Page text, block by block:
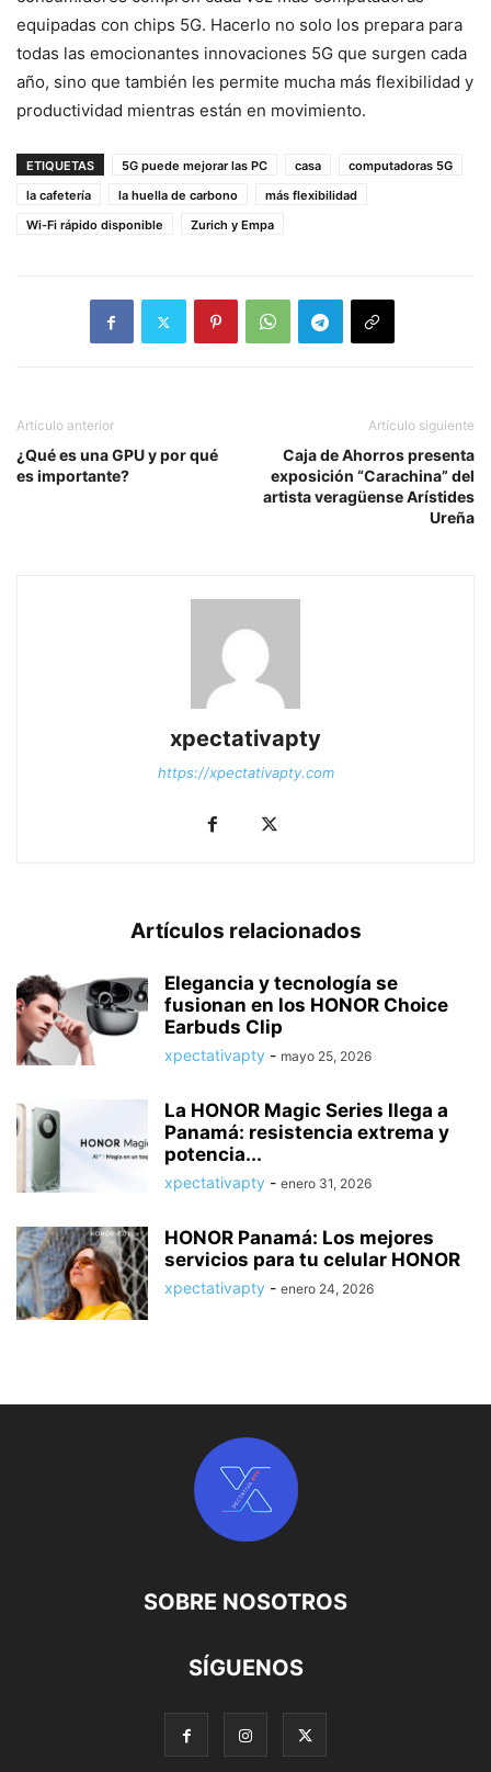
equipadas con chips 5G. Hacerlo no solo los prepara para
todas las emocionantes innovaciones 5G que surgen cada
año, sino que también les permite mucha más flexibilidad y
productividad mientras están en movimiento.
ETIQUETAS 5G puede mejorar las PC casa
computadoras 5G
la cafetería
la huella de carbono
más flexibilidad
Wi-Fi rápido disponible
Zurich y Empa
Artículo anterior
¿Qué es una GPU y por qué
es importante?
Artículo siguiente
Caja de Ahorros presenta
exposición “Carachina” del
artista veragüense Arístides
Ureña
xpectativapty
https://xpectativapty.com
Artículos relacionados
Elegancia y tecnología se
fusionan en los HONOR Choice
Earbuds Clip
xpectativapty - mayo 25, 2026
La HONOR Magic Series llega a
Panamá: resistencia extrema y
potencia...
xpectativapty - enero 31, 2026
HONOR Panamá: Los mejores
servicios para tu celular HONOR
xpectativapty - enero 24, 2026
SOBRE NOSOTROS
SÍGUENOS